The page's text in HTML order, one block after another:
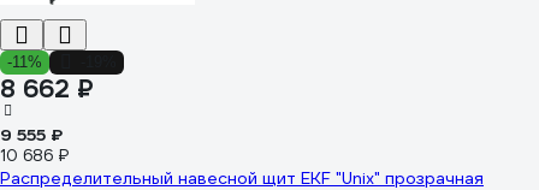
-11%
8 662 ₽
9 555 ₽
10 686 ₽
Распределительный навесной щит EKF "Unix" прозрачная